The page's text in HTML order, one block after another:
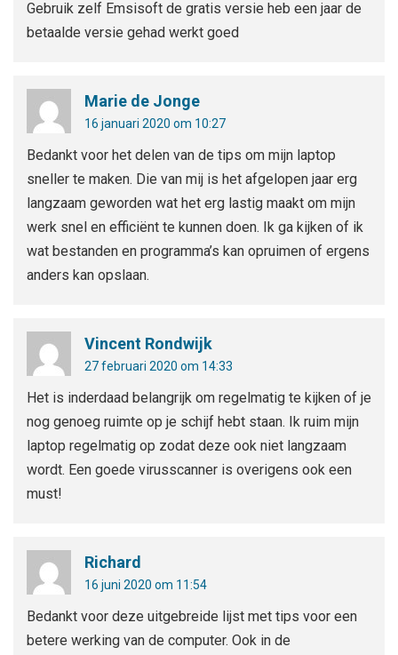
Gebruik zelf Emsisoft de gratis versie heb een jaar de
betaalde versie gehad werkt goed
Marie de Jonge
16 januari 2020 om 10:27
Bedankt voor het delen van de tips om mijn laptop
sneller te maken. Die van mij is het afgelopen jaar erg
langzaam geworden wat het erg lastig maakt om mijn
werk snel en efficiënt te kunnen doen. Ik ga kijken of ik
wat bestanden en programma’s kan opruimen of ergens
anders kan opslaan.
Vincent Rondwijk
27 februari 2020 om 14:33
Het is inderdaad belangrijk om regelmatig te kijken of je
nog genoeg ruimte op je schijf hebt staan. Ik ruim mijn
laptop regelmatig op zodat deze ook niet langzaam
wordt. Een goede virusscanner is overigens ook een
must!
Richard
16 juni 2020 om 11:54
Bedankt voor deze uitgebreide lijst met tips voor een
betere werking van de computer. Ook in de